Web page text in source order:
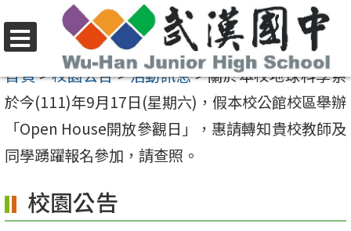
至
要
容
選
單
首頁>校園公告>活動訊息>關於本校地球科學系
於今(111)年9月17日(星期六)，假本校公館校區舉辦
「Open House開放參觀日」，惠請轉知貴校教師及
同學踴躍報名參加，請查照。
校園公告